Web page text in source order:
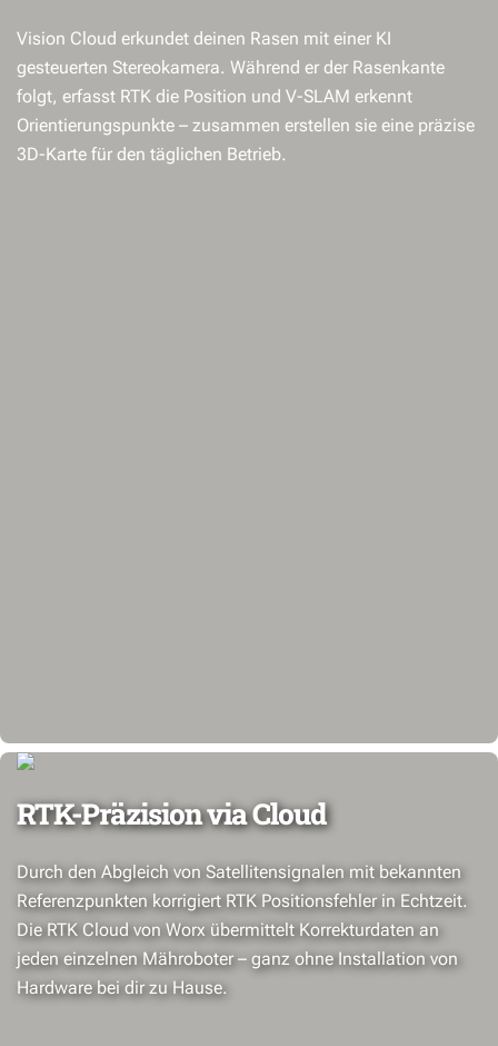
Vision Cloud erkundet deinen Rasen mit einer KI
gesteuerten Stereokamera. Während er der Rasenkante
folgt, erfasst RTK die Position und V-SLAM erkennt
Orientierungspunkte – zusammen erstellen sie eine präzise
3D-Karte für den täglichen Betrieb.
RTK-Präzision via Cloud
Durch den Abgleich von Satellitensignalen mit bekannten
Referenzpunkten korrigiert RTK Positionsfehler in Echtzeit.
Die RTK Cloud von Worx übermittelt Korrekturdaten an
jeden einzelnen Mähroboter – ganz ohne Installation von
Hardware bei dir zu Hause.